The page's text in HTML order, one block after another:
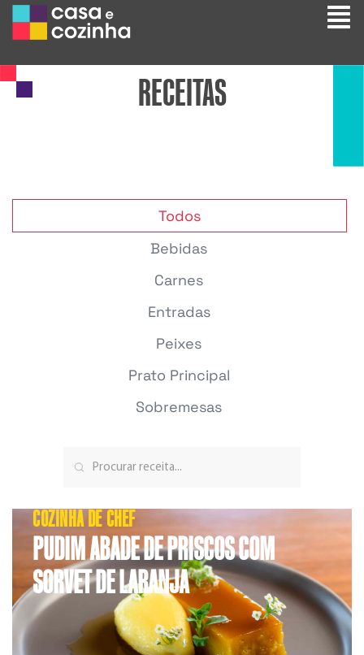
RECEITAS
Bebidas
Carnes
Entradas
Peixes
Prato Principal
Sobremesas
Todos
COZINHA DE CHEF
PUDIM ABADE DE PRISCOS COM
SORVET DE LARANJA